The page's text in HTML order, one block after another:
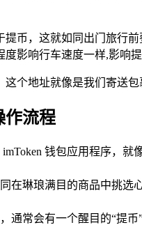
币，这就如同出门旅行
影响行车速度一样,影响提
个地址就像是我们寄送
作流程
imToken 钱包应用程序，
在琳琅满目的商品中挑
通常会有一个醒目的“提